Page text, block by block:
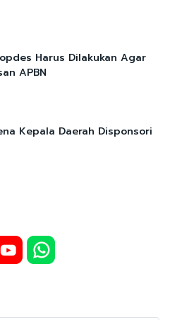
Harus Dilakukan Agar
APBN
Kepala Daerah Disponsori